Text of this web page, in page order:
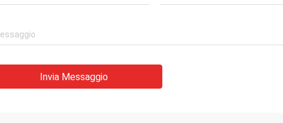
Invia Messaggio